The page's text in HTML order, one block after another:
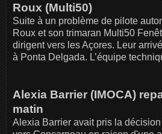
Roux (Multi50)
Suite à un problème de pilote
Roux et son trimaran Multi50
dirigent vers les Açores. Leur
à Ponta Delgada. L’équipe
Alexia Barrier (IMOCA)
matin
Alexia Barrier avait pris la